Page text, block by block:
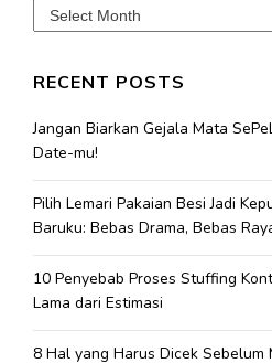
Archives
RECENT POSTS
Jangan Biarkan Gejala Mata
Date-mu!
Pilih Lemari Pakaian Besi Jadi
Baruku: Bebas Drama, Bebas
10 Penyebab Proses Stuffing
Lama dari Estimasi
8 Hal yang Harus Dicek Sebelum